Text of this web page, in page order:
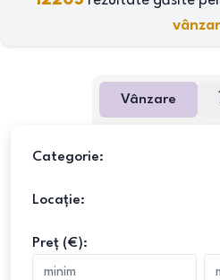
Vânzare
Categorie:
Locație:
Preț (€):